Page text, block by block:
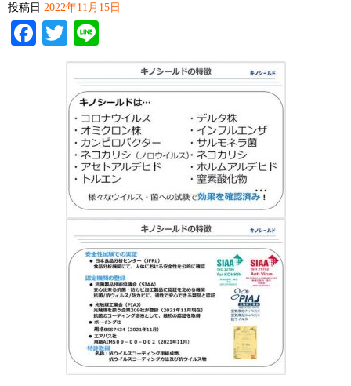
投稿日 2022年11月15日
Facebook
Twitter